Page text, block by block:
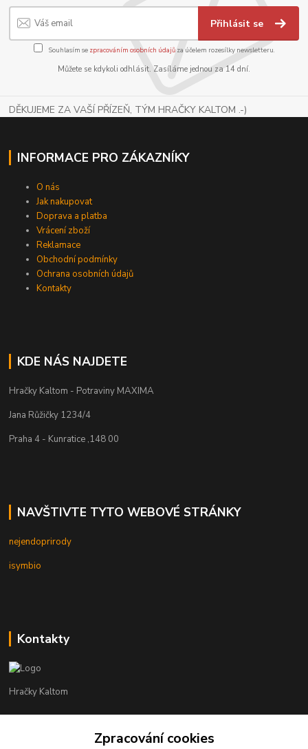
Přihlásit se
Souhlasím se zpracováním osobních údajůza účelem rozesílky newsletteru.
Můžete se kdykoli odhlásit. Zasíláme jednou za 14 dní.
DĚKUJEME ZA VAŠÍ PŘÍZEŇ, TÝM HRAČKY KALTOM .-)
INFORMACE PRO ZÁKAZNÍKY
O nás
Jak nakupovat
Doprava a platba
Vrácení zboží
Reklamace
Obchodní podmínky
Ochrana osobních údajů
Kontakty
KDE NÁS NAJDETE
Hračky Kaltom - Potraviny MAXIMA
Jana Růžičky 1234/4
Praha 4 - Kunratice ,148 00
NAVŠTIVTE TYTO WEBOVÉ STRÁNKY
nejendoprirody
isymbio
Kontakty
Hračky Kaltom
+420 777 538 008
Zpracování cookies